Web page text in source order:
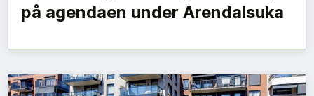
på agendaen under Arendalsuka